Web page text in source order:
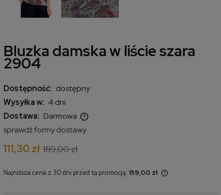
Bluzka damska w liście szara
2904
Dostępność: dostępny
Wysyłka w: 4 dni
Dostawa: Darmowa
Cena nie zawiera ewentualnych kosztów płatności
sprawdź formy dostawy
111,30 zł 159,00 zł
Najniższa cena z 30 dni przed tą promocją: 159,00 zł